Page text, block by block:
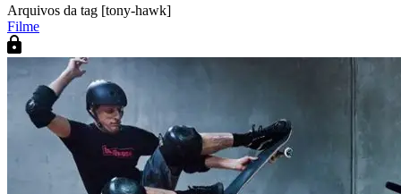
Arquivos da tag [tony-hawk]
Filme